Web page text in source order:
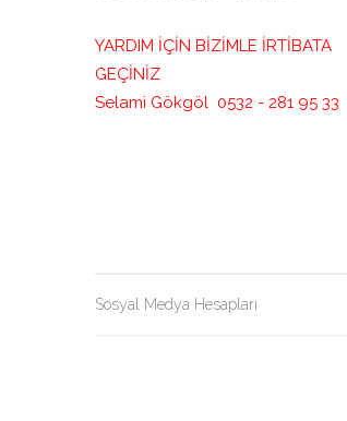
YARDIM İÇİN BİZİMLE İRTİBATA
GEÇİNİZ
Selami Gökgöl 0532 - 281 95 33
Sosyal Medya Hesapları